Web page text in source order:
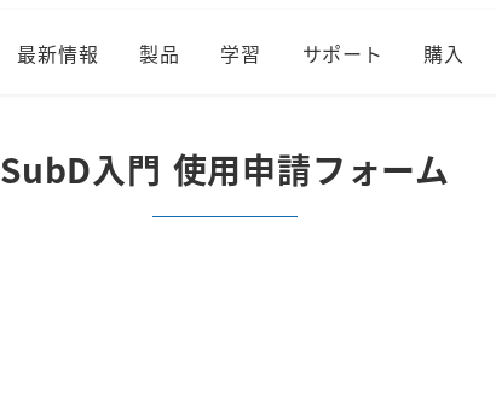
最新情報 製品 学習 サポート 購入
SubD入門 使用申請フォーム